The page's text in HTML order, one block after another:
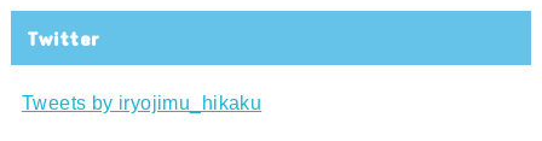
Twitter
Tweets by iryojimu_hikaku